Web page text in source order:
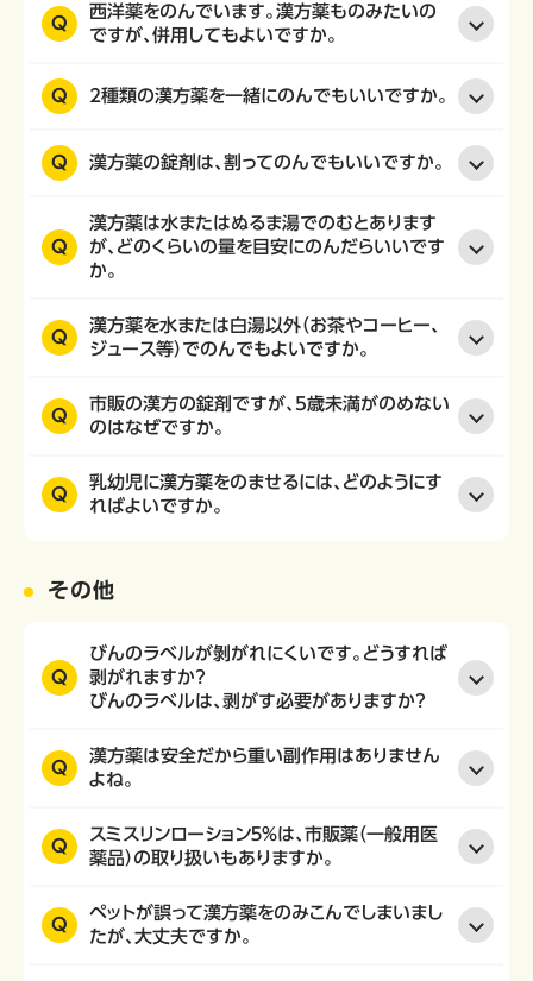
Q
西洋薬をのんでいます。漢方薬ものみたいの
ですが、併用してもよいですか。
Q 2種類の漢方薬を一緒にのんでもいいですか。
Q 漢方薬の錠剤は、割ってのんでもいいですか。
Q
漢方薬は水またはぬるま湯でのむとあります
が、どのくらいの量を目安にのんだらいいです
か。
Q
漢方薬を水または白湯以外（お茶やコーヒー、
ジュース等）でのんでもよいですか。
Q
市販の漢方の錠剤ですが、5歳未満がのめない
のはなぜですか。
Q
乳幼児に漢方薬をのませるには、どのようにす
ればよいですか。
その他
Q
びんのラベルが剝がれにくいです。どうすれば
剥がれますか？
びんのラベルは、剥がす必要がありますか？
Q
漢方薬は安全だから重い副作用はありません
よね。
Q
スミスリンローション５％は、市販薬（一般用医
薬品）の取り扱いもありますか。
Q
ペットが誤って漢方薬をのみこんでしまいまし
たが、大丈夫ですか。